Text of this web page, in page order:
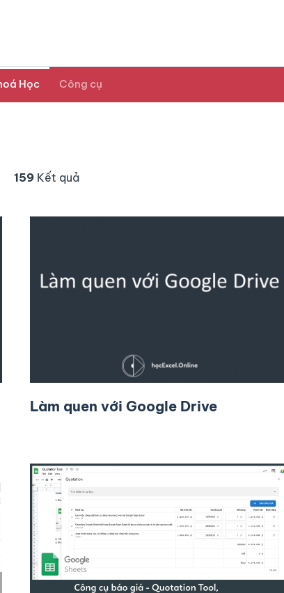
Học Công cụ
159Kết quả
Làm quen với Google Drive